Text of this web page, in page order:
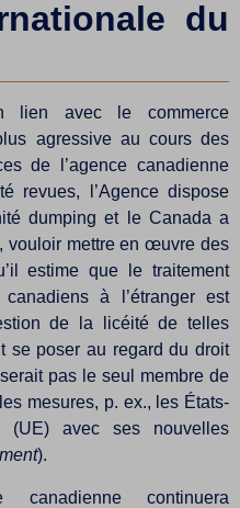
du
lien avec le commerce
agressive au cours des
de l’agence canadienne
revues, l’Agence dispose
dumping et le Canada a
vouloir mettre en œuvre des
estime que le traitement
à l’étranger est
de la licéité de telles
se poser au regard du droit
pas le seul membre de
mesures, p. ex., les États-
(UE) avec ses nouvelles
).
canadienne continuera